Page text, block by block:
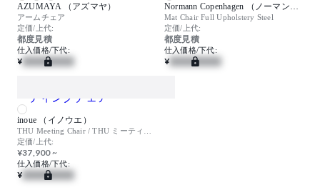
AZUMAYA （アズマヤ）
アームチェア
定価/上代:
都度見積
仕入価格/下代:
¥
Mat Chair Full Upholstery Steel
定価/上代:
都度見積
仕入価格/下代:
¥
inoue （イノウエ）
THU Meeting Chair / THU ミーティングチェア
定価/上代:
¥37,900 ~
仕入価格/下代:
¥